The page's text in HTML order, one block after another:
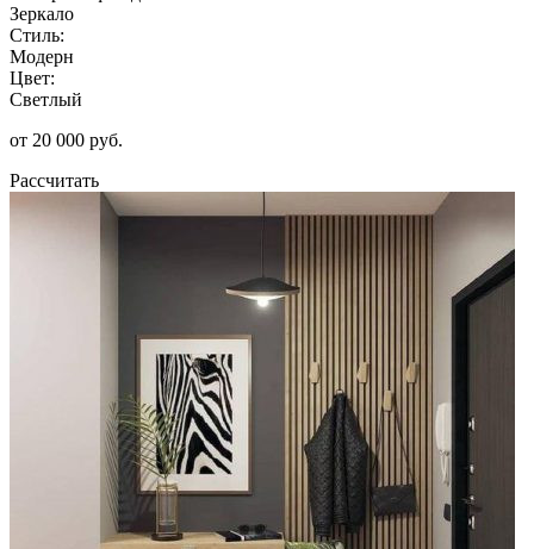
Зеркало
Стиль:
Модерн
Цвет:
Светлый
от 20 000 руб.
Рассчитать